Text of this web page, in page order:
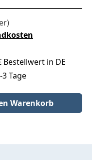
in DE
Tage
Wert ein oder benutze
Warenkorb